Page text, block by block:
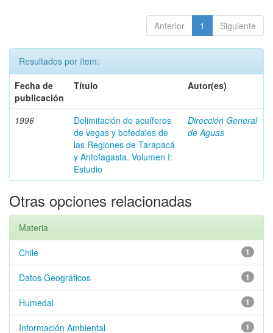
Anterior 1 Siguiente
Resultados por ítem:
Fecha de
publicación
Título Autor(es)
1996
Delimitación de acuíferos
de vegas y bofedales de
las Regiones de Tarapacá
y Antofagasta. Volumen I:
Estudio
Dirección General
de Aguas
Otras opciones relacionadas
Materia
1
Chile
1
Datos Geográficos
1
Humedal
1
Información Ambiental